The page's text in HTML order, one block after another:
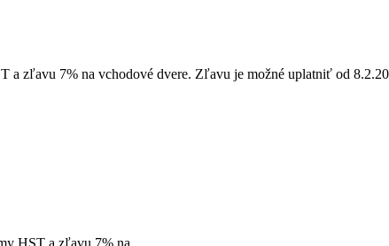
a zľavu 7% na vchodové dvere. Zľavu je možné uplatniť od